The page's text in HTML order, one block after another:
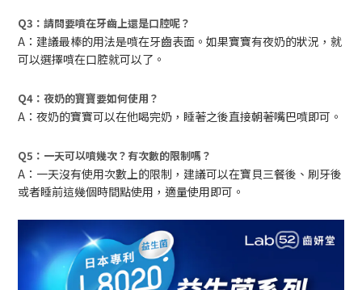
Q3：請問要噴在牙齒上還是口腔呢？
A：建議最棒的用法是噴在牙齒表面。如果寶寶有夜奶的狀況，就
可以選擇噴在口腔就可以了。
Q4：夜奶的寶寶要如何使用？
A：夜奶的寶寶可以在他喝完奶，睡著之後直接朝著嘴巴噴即可。
Q5：一天可以噴幾次？有次數的限制嗎？
A：一天沒有使用次數上的限制，建議可以在寶貝三餐後、刷牙後
或者睡前這幾個時間點使用，適量使用即可。